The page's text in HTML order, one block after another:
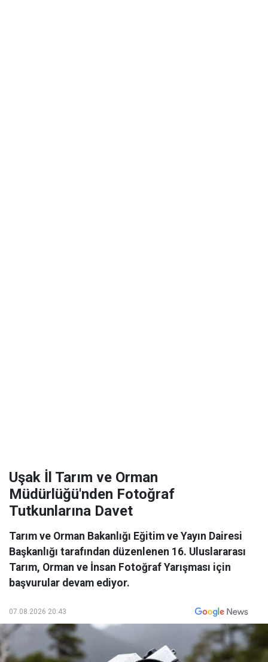
Uşak İl Tarım ve Orman
Müdürlüğü'nden Fotoğraf
Tutkunlarına Davet
Tarım ve Orman Bakanlığı Eğitim ve Yayın Dairesi
Başkanlığı tarafından düzenlenen 16. Uluslararası
Tarım, Orman ve İnsan Fotoğraf Yarışması için
başvurular devam ediyor.
07.08.2026 20:43